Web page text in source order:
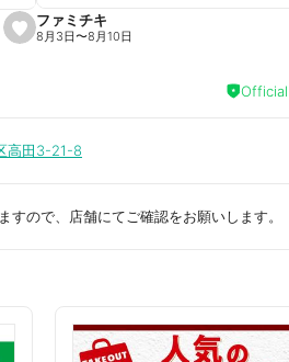
s
e
i
t
ファミチキ
8月3日〜8月10日
高田3-21-8
すので、店舗にてご確認をお願いします。